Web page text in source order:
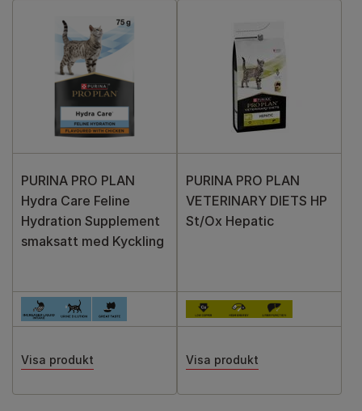
PURINA PRO PLAN
Hydra Care Feline
Hydration Supplement
smaksatt med Kyckling
Visa produkt
PURINA PRO PLAN
VETERINARY DIETS HP
St/Ox Hepatic
Visa produkt